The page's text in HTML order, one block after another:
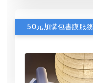
50元加購包書膜服務